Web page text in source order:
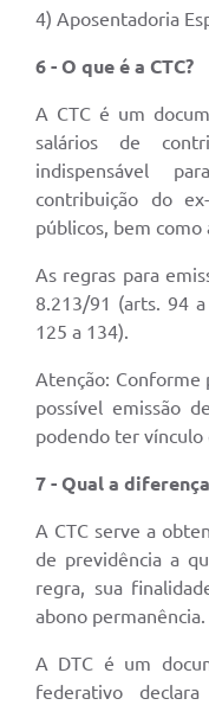
4) Aposentadoria
6 - O que é a CTC?
A CTC é um
salários de
indispensável
contribuição do
públicos, bem como
As regras para
8.213/91 (arts. 94
125 a 134).
Atenção: Conforme
possível emissão
podendo ter vínculo
7 - Qual a
A CTC serve a
de previdência a
regra, sua
abono permanência.
A DTC é um
federativo